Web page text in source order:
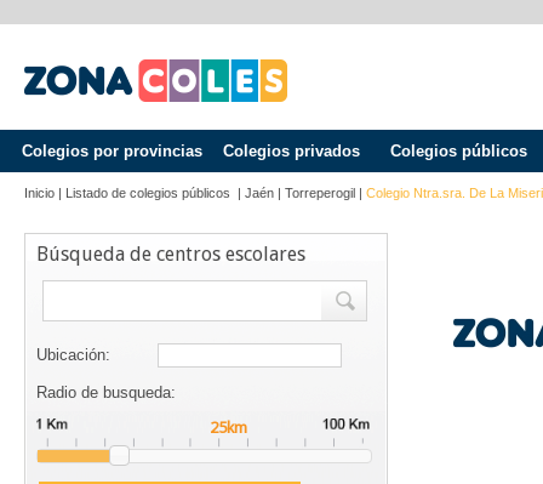
Colegios por provincias Colegios privados Colegios públicos
Inicio | Listado de colegios públicos | Jaén | Torreperogil | Colegio Ntra.sra. De La
Búsqueda de centros escolares
Ubicación:
Radio de busqueda: